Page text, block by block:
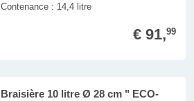
Contenance : 14,4 litre
€ 91,99
Braisière 10 litre Ø 28 cm " ECO-